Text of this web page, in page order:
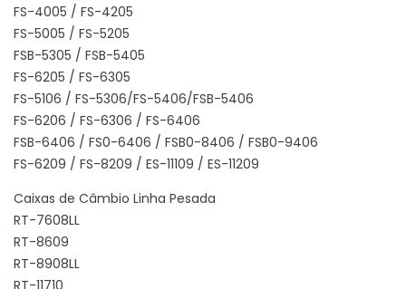
FS-4005 / FS-4205
FS-5005 / FS-5205
FSB-5305 / FSB-5405
FS-6205 / FS-6305
FS-5106 / FS-5306/FS-5406/FSB-5406
FS-6206 / FS-6306 / FS-6406
FSB-6406 / FS0-6406 / FSB0-8406 / FSB0-9406
FS-6209 / FS-8209 / ES-11109 / ES-11209
Caixas de Câmbio Linha Pesada
RT-7608LL
RT-8609
RT-8908LL
RT-11710